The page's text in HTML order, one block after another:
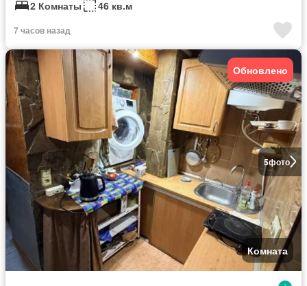
2 Комнаты 46 кв.м
7 часов назад
5фото
Обновлено
Комната